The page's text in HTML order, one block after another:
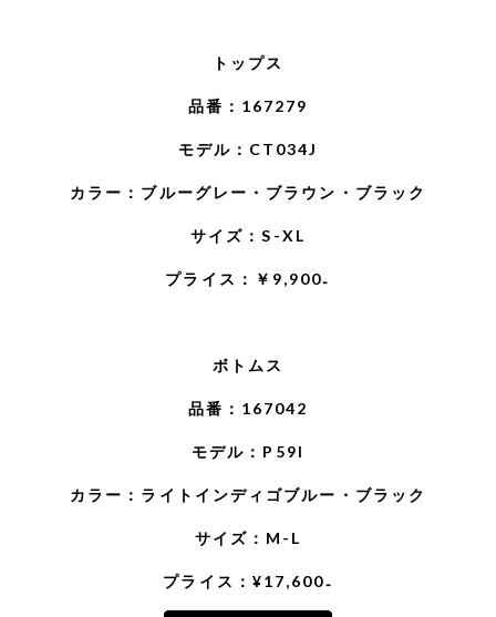
トップス
品番：167279
モデル：CT034J
カラー：ブルーグレー・ブラウン・ブラック
サイズ：S-XL
プライス：￥9,900₋
ボトムス
品番：167042
モデル：P59I
カラー：ライトインディゴブルー・ブラック
サイズ：M-L
プライス：¥17,600₋